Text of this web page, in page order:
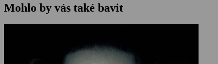
Mohlo by vás také bavit